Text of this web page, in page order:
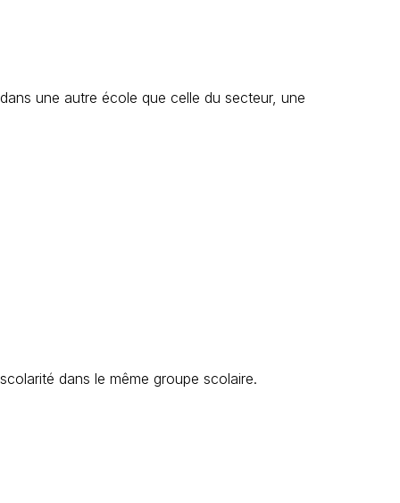
une autre école que celle du secteur, une
dans le même groupe scolaire.